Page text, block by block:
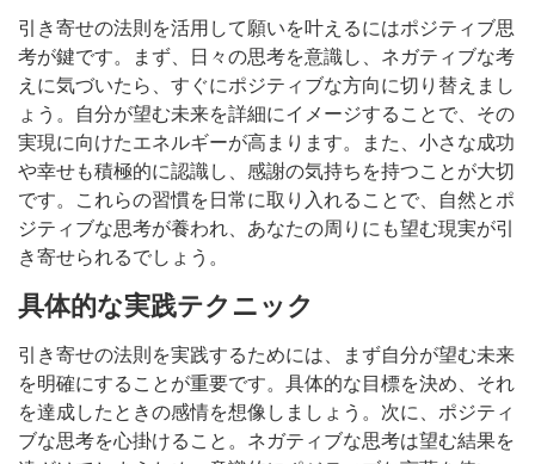
引き寄せの法則を活用して願いを叶えるにはポジティブ思
考が鍵です。まず、日々の思考を意識し、ネガティブな考
えに気づいたら、すぐにポジティブな方向に切り替えまし
ょう。自分が望む未来を詳細にイメージすることで、その
実現に向けたエネルギーが高まります。また、小さな成功
や幸せも積極的に認識し、感謝の気持ちを持つことが大切
です。これらの習慣を日常に取り入れることで、自然とポ
ジティブな思考が養われ、あなたの周りにも望む現実が引
き寄せられるでしょう。
具体的な実践テクニック
引き寄せの法則を実践するためには、まず自分が望む未来
を明確にすることが重要です。具体的な目標を決め、それ
を達成したときの感情を想像しましょう。次に、ポジティ
ブな思考を心掛けること。ネガティブな思考は望む結果を